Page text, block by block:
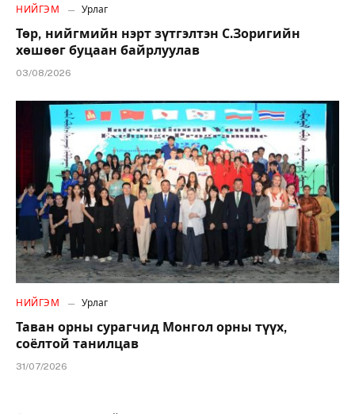
НИЙГЭМ Урлаг
Төр, нийгмийн нэрт зүтгэлтэн С.Зоригийн
хөшөөг буцаан байрлуулав
03/08/2026
НИЙГЭМ Урлаг
Таван орны сурагчид Монгол орны түүх,
соёлтой танилцав
31/07/2026